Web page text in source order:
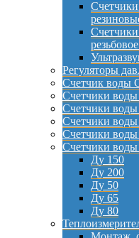
Регуляторы
Счетчик воды
Счетчики
Счетчики
Счетчики
Счетчики
Счетчики
Ду 150
Ду 200
Ду 50
Ду 65
Ду 80